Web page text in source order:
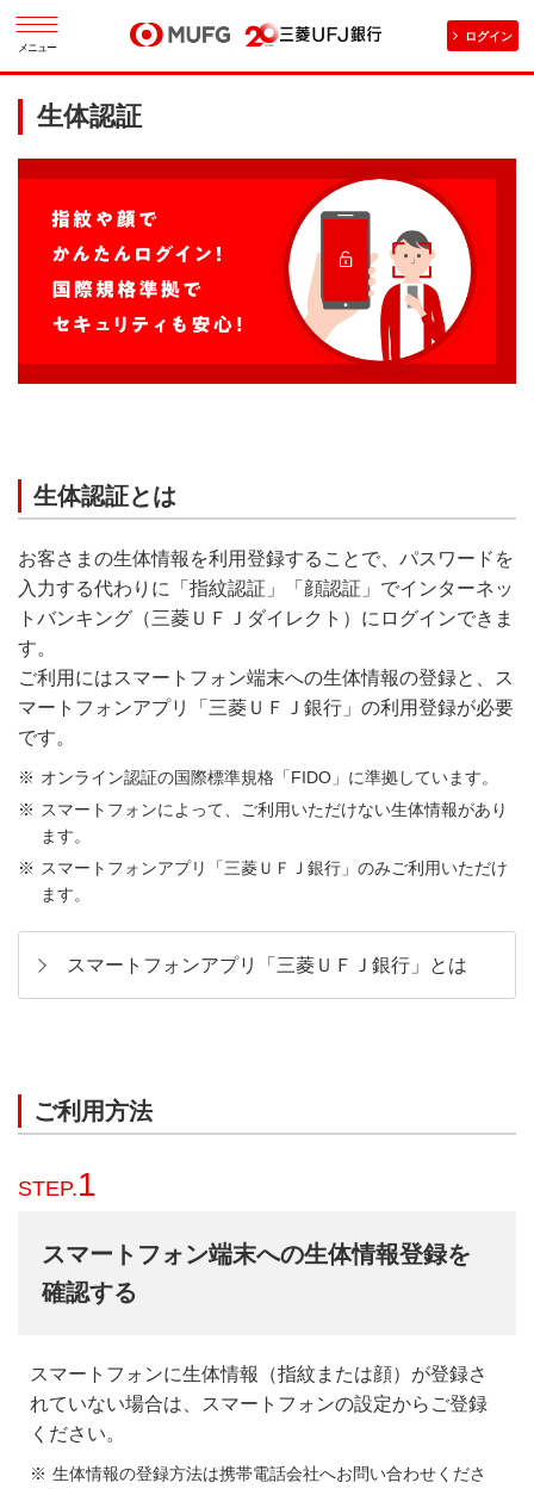
メニュー
ログイン
生体認証
生体認証とは
お客さまの生体情報を利用登録することで、パスワードを
入力する代わりに「指紋認証」「顔認証」でインターネッ
トバンキング（三菱ＵＦＪダイレクト）にログインできま
す。
ご利用にはスマートフォン端末への生体情報の登録と、ス
マートフォンアプリ「三菱ＵＦＪ銀行」の利用登録が必要
です。
オンライン認証の国際標準規格「FIDO」に準拠しています。
スマートフォンによって、ご利用いただけない生体情報があり
ます。
スマートフォンアプリ「三菱ＵＦＪ銀行」のみご利用いただけ
ます。
スマートフォンアプリ「三菱ＵＦＪ銀行」とは
ご利用方法
STEP.1
スマートフォン端末への生体情報登録を
確認する
スマートフォンに生体情報（指紋または顔）が登録さ
れていない場合は、スマートフォンの設定からご登録
ください。
生体情報の登録方法は携帯電話会社へお問い合わせくださ